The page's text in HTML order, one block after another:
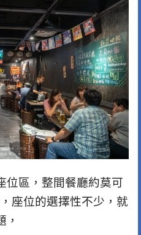
位區，整間餐廳約莫可
座位的選擇性不少，就
，